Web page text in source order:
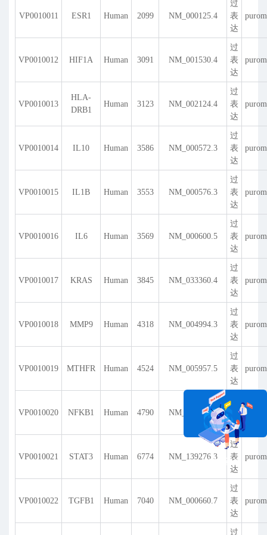
VP0010011 ESR1 Human 2099 NM_000125.4
过
表
达
VP0010012 HIF1A Human 3091 NM_001530.4
过
表
达
VP0010013
HLA-
DRB1
Human 3123 NM_002124.4
过
表
达
VP0010014 IL10 Human 3586 NM_000572.3
过
表
达
VP0010015 IL1B Human 3553 NM_000576.3
过
表
达
VP0010016 IL6 Human 3569 NM_000600.5
过
表
达
VP0010017 KRAS Human 3845 NM_033360.4
过
表
达
VP0010018 MMP9 Human 4318 NM_004994.3
过
表
达
VP0010019 MTHFR Human 4524 NM_005957.5
过
表
达
VP0010020 NFKB1 Human 4790 NM_003998.4
过
表
达
VP0010021 STAT3 Human 6774 NM_139276.3
过
表
达
VP0010022 TGFB1 Human 7040 NM_000660.7
过
表
达
过
在线咨询